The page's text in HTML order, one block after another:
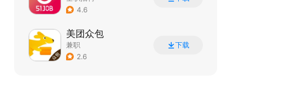
4.6
美团众包
兼职
2.6
下载